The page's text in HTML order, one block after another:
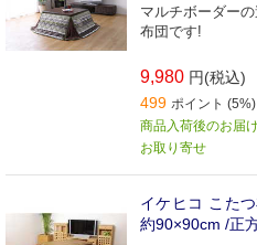
マルチボーダー
布団です!
9,980 円(税込)
499 ポイント (5%)
商品入荷後のお届
お取り寄せ
イケヒコ こた
約90×90cm /正方